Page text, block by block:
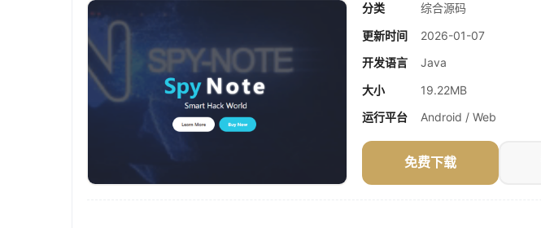
分类
综合源码
更新时间
2026-01-07
开发语言
Java
大小
19.22MB
运行平台
Android / Web
免费下载